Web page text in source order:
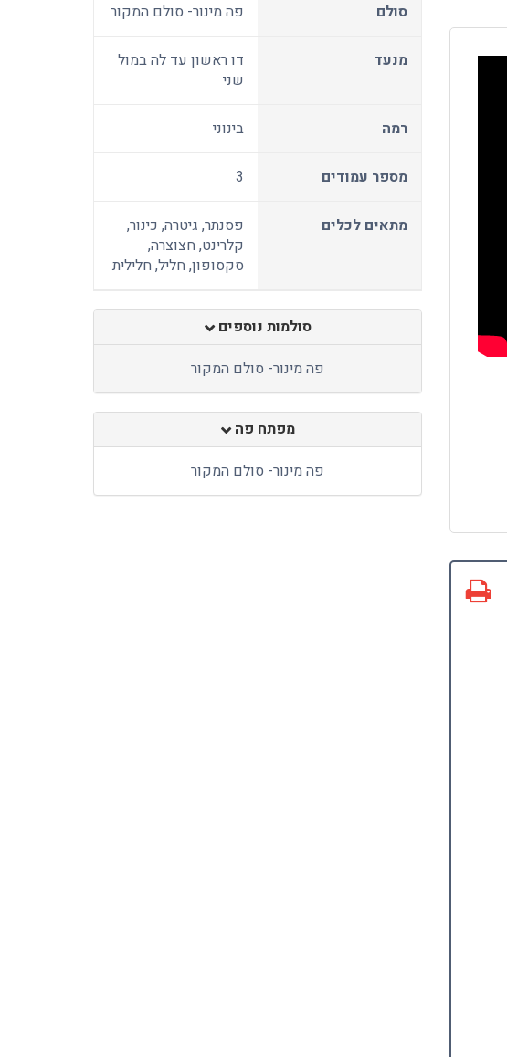
סולם פה מינור- סולם המקור
מנעד
דו ראשון עד לה במול
שני
רמה בינוני
מספר עמודים 3
מתאים לכלים
פסנתר, גיטרה, כינור,
קלרינט, חצוצרה,
סקסופון, חליל, חלילית
סולמות נוספים
פה מינור- סולם המקור
מפתח פה
פה מינור- סולם המקור